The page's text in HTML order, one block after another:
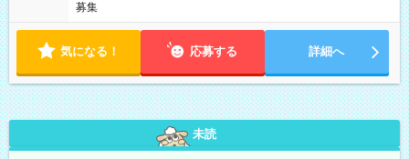
募集
気になる！ 応募する 詳細へ
未読